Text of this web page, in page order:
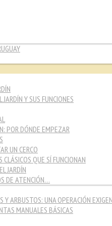
JARDÍN Y SUS FUNCIONES
POR DÓNDE EMPEZAR
UN CERCO
CLÁSICOS QUE SÍ FUNCIONAN
JARDÍN
DE ATENCIÓN…
Y ARBUSTOS: UNA OPERACIÓN
MANUALES BÁSICAS